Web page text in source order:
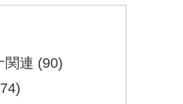
関連 (90)